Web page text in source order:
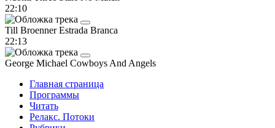
22:10
Till BroennerEstrada Branca
22:13
George Michael Cowboys And Angels
Главная страница
Программы
Читать
Релакс. Потоки